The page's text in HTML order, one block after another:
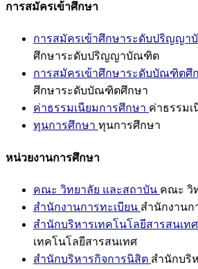
การสมัครเข้าศึกษา
การสมัครเข้าศึกษาระดับปริญญ
ศึกษาระดับปริญญาบัณฑิต
การสมัครเข้าศึกษาระดับบัณฑิตศึ
ศึกษาระดับบัณฑิตศึกษา
ค่าธรรมเนียมการศึกษา ค่าธรรม
ทุนการศึกษา ทุนการศึกษา
หน่วยงานการศึกษา
คณะ วิทยาลัย และสถาบัน คณะ วิ
สำนักงานการทะเบียน สำนักงานก
สำนักบริหารเทคโนโลยีสารสนเทศ
เทคโนโลยีสารสนเทศ
สำนักบริหารกิจการนิสิต สำนักบริ